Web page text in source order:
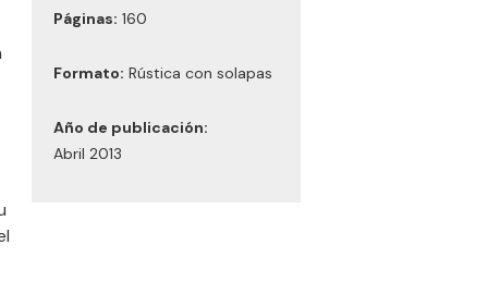
Páginas: 160
Formato: Rústica con solapas
Año de publicación:
Abril 2013